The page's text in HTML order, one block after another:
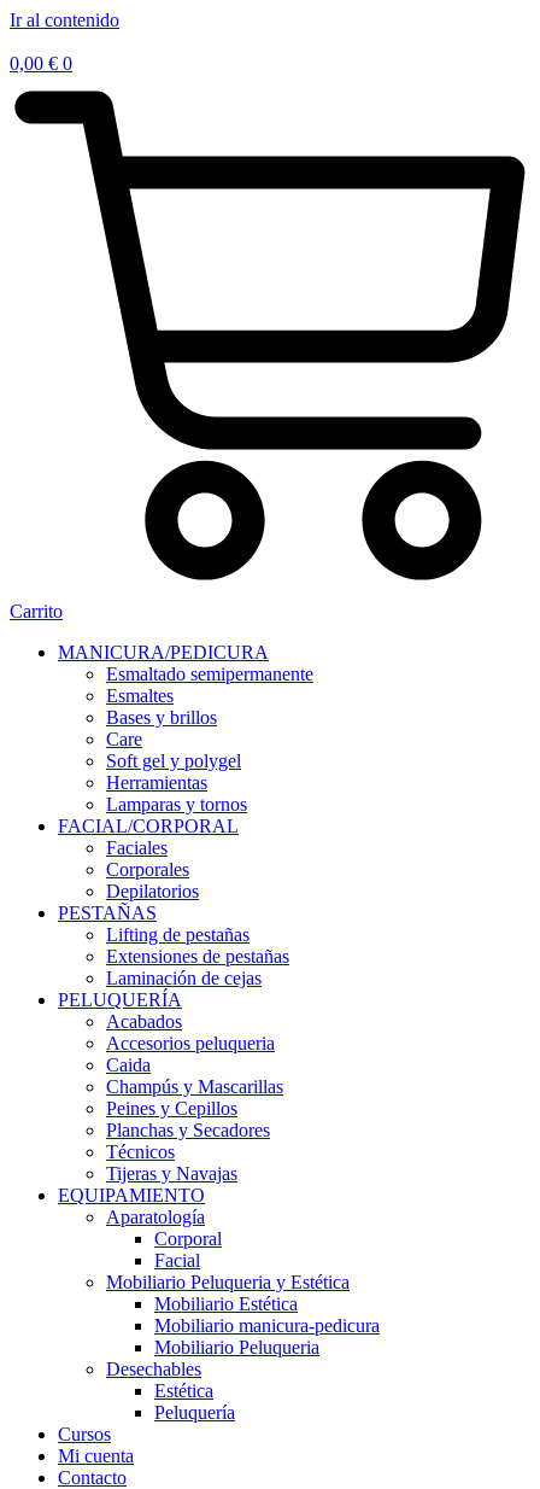
Ir al contenido
0,00 € 0
Carrito
MANICURA/PEDICURA
Esmaltado semipermanente
Esmaltes
Bases y brillos
Care
Soft gel y polygel
Herramientas
Lamparas y tornos
FACIAL/CORPORAL
Faciales
Corporales
Depilatorios
PESTAÑAS
Lifting de pestañas
Extensiones de pestañas
Laminación de cejas
PELUQUERÍA
Acabados
Accesorios peluqueria
Caida
Champús y Mascarillas
Peines y Cepillos
Planchas y Secadores
Técnicos
Tijeras y Navajas
EQUIPAMIENTO
Aparatología
Corporal
Facial
Mobiliario Peluqueria y Estética
Mobiliario Estética
Mobiliario manicura-pedicura
Mobiliario Peluqueria
Desechables
Estética
Peluquería
Cursos
Mi cuenta
Contacto